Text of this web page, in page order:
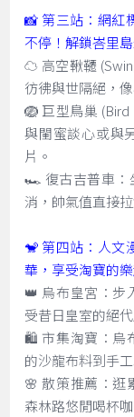
📸 第三站：網紅
不停！解鎖峇里
☁️ 高空鞦韆
彷彿與世隔絕，
🪺 巨型鳥巢
與閨蜜談心或與
片。
🏎️ 復古吉普車：
消，帥氣值直接拉
🐒 第四站：人文
華，享受淘寶的
👑 烏布皇宮：步
受昔日皇室的絕
🛍️ 市集淘寶：烏
的沙龍布料到手
🌸 散策推薦：逛
森林路悠閒喝杯